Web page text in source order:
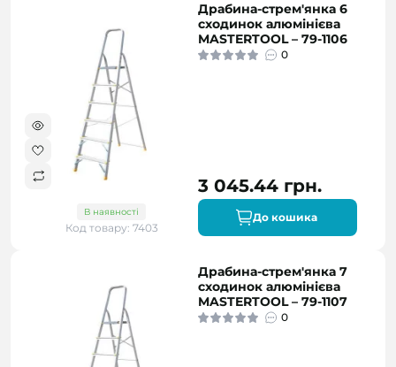
В наявності
Код товару: 7403
Драбина-стрем'янка 6
сходинок алюмінієва
MASTERTOOL – 79-1106
0
3 045.44 грн.
До кошика
Драбина-стрем'янка 7
сходинок алюмінієва
MASTERTOOL – 79-1107
0